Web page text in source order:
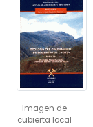
Imagen de
cubierta local